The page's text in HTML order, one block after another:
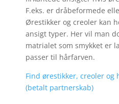
F.eks. er dråbeformede
Ørestikker og creoler kan
ansigt typer. Her vil man
matrialet som smykket er
passer til hårfarven.
Find ørestikker, creoler
(betalt partnerskab)